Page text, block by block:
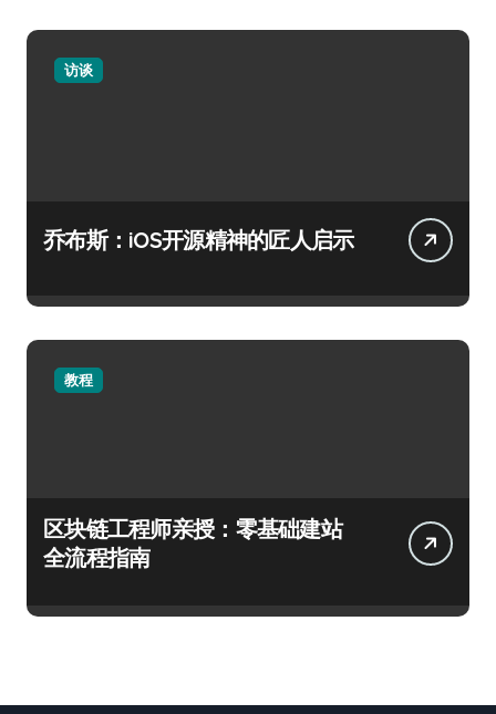
访谈
乔布斯：iOS开源精神的匠人启示
教程
区块链工程师亲授：零基础建站
全流程指南